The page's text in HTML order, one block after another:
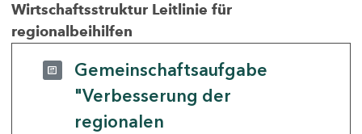
Wirtschaftsstruktur Leitlinie für
regionalbeihilfen
Gemeinschaftsaufgabe
"Verbesserung der
regionalen